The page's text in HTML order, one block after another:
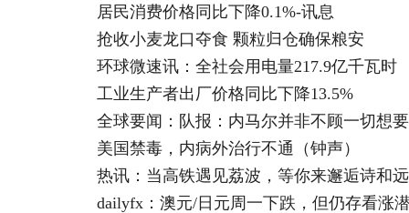
居民消费价格同比下降0.1%-讯息
抢收小麦龙口夺食 颗粒归仓确保粮安
环球微速讯：全社会用电量217.9亿千瓦时
工业生产者出厂价格同比下降13.5%
全球要闻：队报：内马尔并非不顾一切想
美国禁毒，内病外治行不通（钟声）
热讯：当高铁遇见荔波，等你来邂逅诗
dailyfx：澳元/日元周一下跌，但仍存看涨